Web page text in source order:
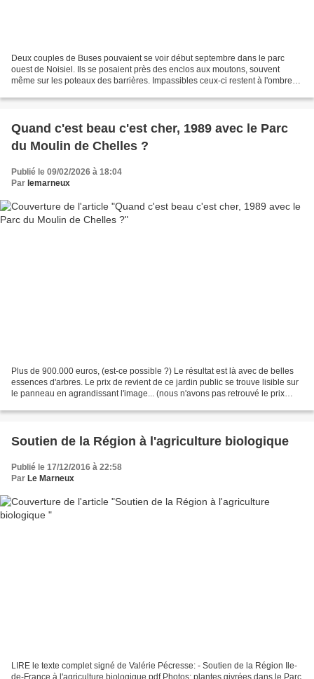
Deux couples de Buses pouvaient se voir début septembre dans le parc
ouest de Noisiel. Ils se posaient près des enclos aux moutons, souvent
même sur les poteaux des barrières. Impassibles ceux-ci restent à l'ombre
Quand c'est beau c'est cher, 1989 avec le Parc
du Moulin de Chelles ?
Publié le 09/02/2026 à 18:04
Par lemarneux
Plus de 900.000 euros, (est-ce possible ?) Le résultat est là avec de belles
essences d'arbres. Le prix de revient de ce jardin public se trouve lisible sur
le panneau en agrandissant l'image... (nous n'avons pas retrouvé le prix
Soutien de la Région à l'agriculture biologique
Publié le 17/12/2016 à 22:58
Par Le Marneux
LIRE le texte complet signé de Valérie Pécresse: - Soutien de la Région Ile-
de-France à l'agriculture biologique.pdf Photos: plantes givrées dans le Parc